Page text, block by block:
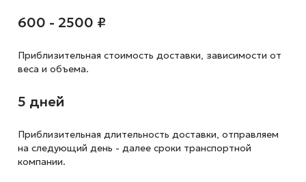
600 - 2500 ₽
Приблизительная стоимость доставки, зависимости от
веса и объема.
5 дней
Приблизительная длительность доставки, отправляем
на следующий день - далее сроки транспортной
компании.